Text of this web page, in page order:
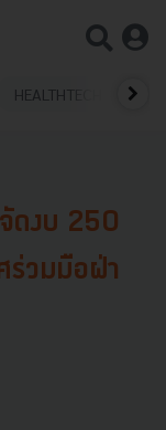
HEALTHTECH
ดงบ 250
ร่วมมือฝ่า